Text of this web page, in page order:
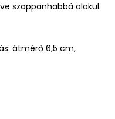
szappanhabbá alakul.
átmérő 6,5 cm,